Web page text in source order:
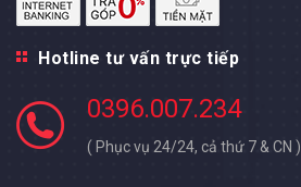
Hotline tư vấn trực tiếp
0396.007.234
( Phục vụ 24/24, cả thứ 7 & CN )